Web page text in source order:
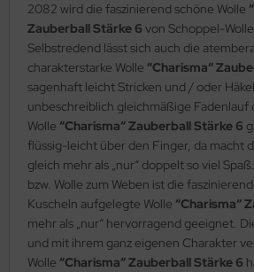
2082 wird die faszinierend schöne Wolle
Zauberball Stärke 6 von Schoppel-
Selbstredend lässt sich auch die
charakterstarke Wolle “Charisma“
sagenhaft leicht Stricken und / oder
unbeschreiblich gleichmäßige Fadenlauf
Wolle “Charisma“ Zauberball Stärke 6
flüssig-leicht über den Finger, da macht
gleich mehr als „nur“ doppelt so viel
bzw. Wolle zum Weben ist die
Kuscheln aufgelegte Wolle “Charisma“
mehr als „nur“ hervorragend geeignet.
und mit ihrem ganz eigenen Charakter
Wolle “Charisma“ Zauberball Stärke 6